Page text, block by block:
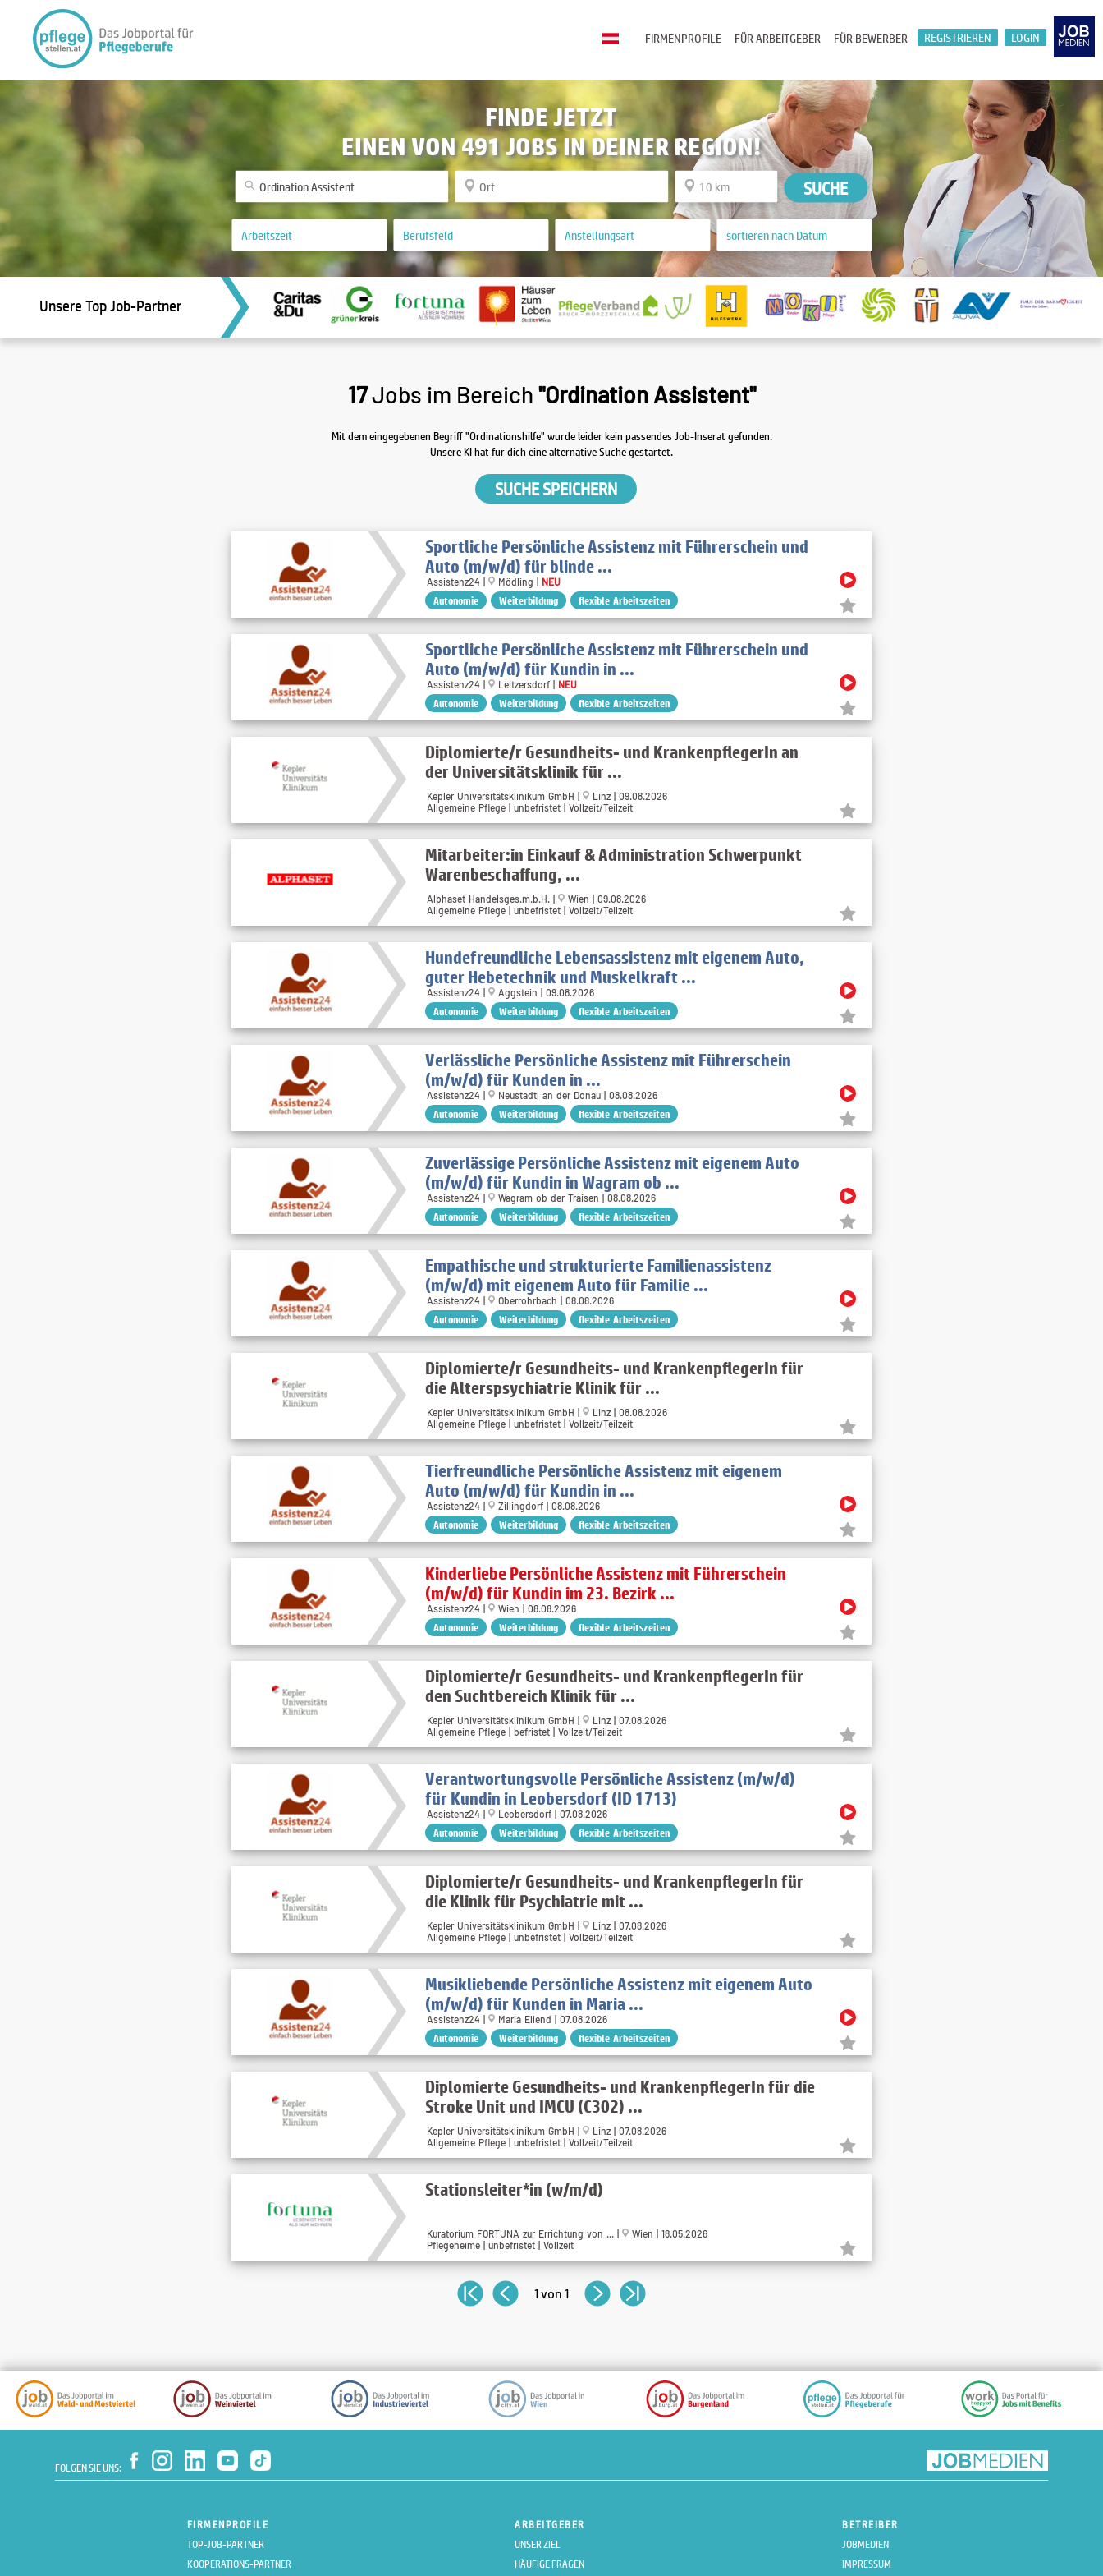
LOGIN
REGISTRIEREN
FÜR BEWERBER
FÜR ARBEITGEBER
FIRMENPROFILE
FINDE JETZT
EINEN VON 491 JOBS IN DEINER REGION!
SUCHE
Unsere Top Job-Partner
17Jobs im Bereich "Ordination Assistent"
Mit dem eingegebenen Begriff "Ordinationshilfe" wurde leider kein passendes Job-Inserat gefunden.
Unsere KI hat für dich eine alternative Suche gestartet.
SUCHE SPEICHERN
Sportliche Persönliche Assistenz mit Führerschein und
Auto (m/w/d) für blinde ...
Assistenz24 | Mödling | NEU
Autonomie Weiterbildung flexible Arbeitszeiten
Sportliche Persönliche Assistenz mit Führerschein und
Auto (m/w/d) für Kundin in ...
Assistenz24 | Leitzersdorf | NEU
Autonomie Weiterbildung flexible Arbeitszeiten
Diplomierte/r Gesundheits- und KrankenpflegerIn an
der Universitätsklinik für ...
Kepler Universitätsklinikum GmbH |
Linz | 09.08.2026
Allgemeine Pflege | unbefristet | Vollzeit/Teilzeit
Mitarbeiter:in Einkauf & Administration Schwerpunkt
Warenbeschaffung, ...
Alphaset Handelsges.m.b.H. |
Wien | 09.08.2026
Allgemeine Pflege | unbefristet | Vollzeit/Teilzeit
Hundefreundliche Lebensassistenz mit eigenem Auto,
guter Hebetechnik und Muskelkraft ...
Assistenz24 | Aggstein | 09.08.2026
Autonomie Weiterbildung flexible Arbeitszeiten
Verlässliche Persönliche Assistenz mit Führerschein
(m/w/d) für Kunden in ...
Assistenz24 | Neustadtl an der Donau | 08.08.2026
Autonomie Weiterbildung flexible Arbeitszeiten
Zuverlässige Persönliche Assistenz mit eigenem Auto
(m/w/d) für Kundin in Wagram ob ...
Assistenz24 | Wagram ob der Traisen | 08.08.2026
Autonomie Weiterbildung flexible Arbeitszeiten
Empathische und strukturierte Familienassistenz
(m/w/d) mit eigenem Auto für Familie ...
Assistenz24 | Oberrohrbach | 08.08.2026
Autonomie Weiterbildung flexible Arbeitszeiten
Diplomierte/r Gesundheits- und KrankenpflegerIn für
die Alterspsychiatrie Klinik für ...
Kepler Universitätsklinikum GmbH |
Linz | 08.08.2026
Allgemeine Pflege | unbefristet | Vollzeit/Teilzeit
Tierfreundliche Persönliche Assistenz mit eigenem
Auto (m/w/d) für Kundin in ...
Assistenz24 | Zillingdorf | 08.08.2026
Autonomie Weiterbildung flexible Arbeitszeiten
Kinderliebe Persönliche Assistenz mit Führerschein
(m/w/d) für Kundin im 23. Bezirk ...
Assistenz24 | Wien | 08.08.2026
Autonomie Weiterbildung flexible Arbeitszeiten
Diplomierte/r Gesundheits- und KrankenpflegerIn für
den Suchtbereich Klinik für ...
Kepler Universitätsklinikum GmbH |
Linz | 07.08.2026
Allgemeine Pflege | befristet | Vollzeit/Teilzeit
Verantwortungsvolle Persönliche Assistenz (m/w/d)
für Kundin in Leobersdorf (ID 1713)
Assistenz24 | Leobersdorf | 07.08.2026
Autonomie Weiterbildung flexible Arbeitszeiten
Diplomierte/r Gesundheits- und KrankenpflegerIn für
die Klinik für Psychiatrie mit ...
Kepler Universitätsklinikum GmbH |
Linz | 07.08.2026
Allgemeine Pflege | unbefristet | Vollzeit/Teilzeit
Musikliebende Persönliche Assistenz mit eigenem Auto
(m/w/d) für Kunden in Maria ...
Assistenz24 | Maria Ellend | 07.08.2026
Autonomie Weiterbildung flexible Arbeitszeiten
Diplomierte Gesundheits- und KrankenpflegerIn für die
Stroke Unit und IMCU (C302) ...
Kepler Universitätsklinikum GmbH |
Linz | 07.08.2026
Allgemeine Pflege | unbefristet | Vollzeit/Teilzeit
Stationsleiter*in (w/m/d)
Kuratorium FORTUNA zur Errichtung von ... |
Wien | 18.05.2026
Pflegeheime | unbefristet | Vollzeit
1 von 1
FOLGEN SIE UNS:
FIRMENPROFILE
TOP-JOB-PARTNER
KOOPERATIONS-PARTNER
ARBEITGEBER
UNSER ZIEL
HÄUFIGE FRAGEN
BETREIBER
JOBMEDIEN
IMPRESSUM